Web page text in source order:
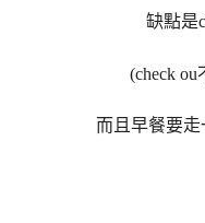
缺點是
(check
而且早餐要走